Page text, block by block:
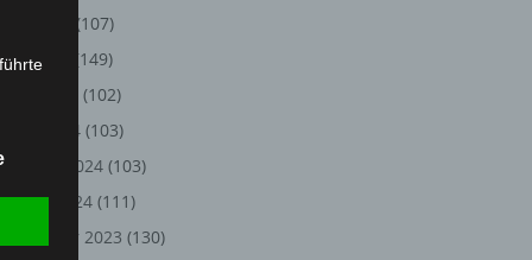
(107)
Mai 2024
(149)
(102)
März 2024 (103)
2024 (103)
2024 (111)
Dezember 2023 (130)